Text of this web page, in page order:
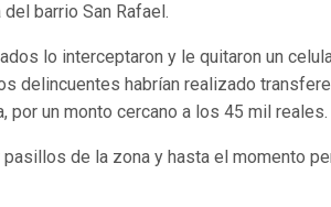
barrio San Rafael.
lo interceptaron y le quitaron un
delincuentes habrían realizado
por un monto cercano a los 45 mil reales.
de la zona y hasta el momento